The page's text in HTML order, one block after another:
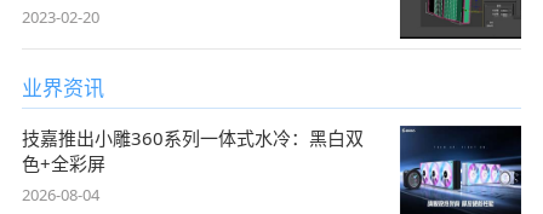
2023-02-20
业界资讯
技嘉推出小雕360系列一体式水冷：黑白双
色+全彩屏
2026-08-04